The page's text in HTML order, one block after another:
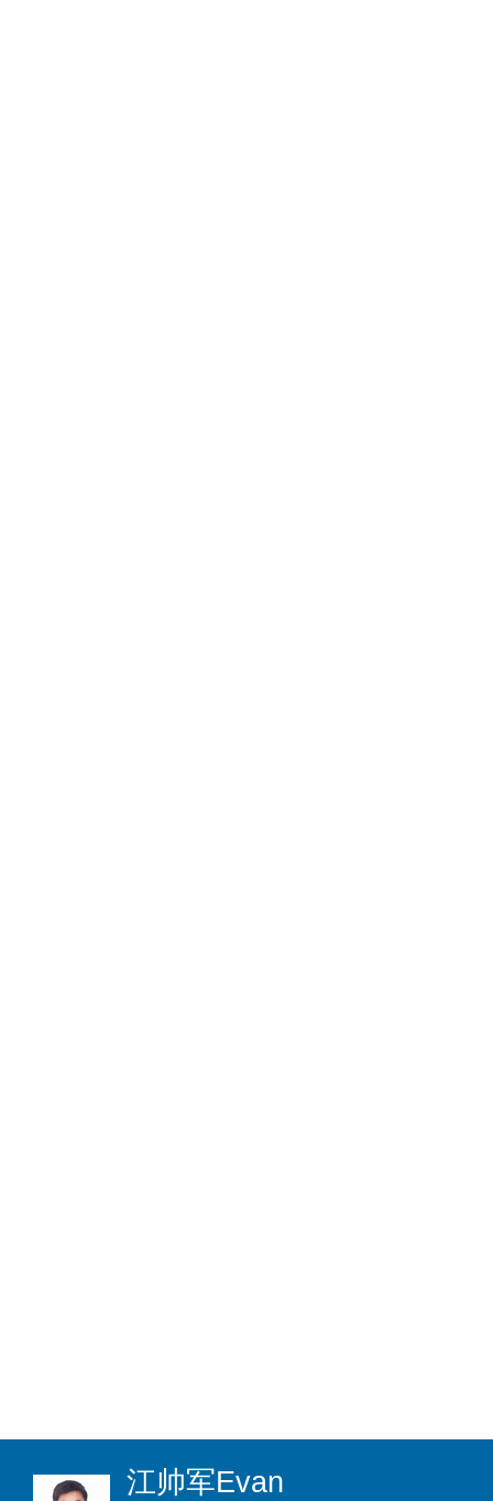
江帅军Evan